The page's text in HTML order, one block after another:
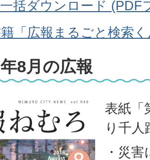
括ダウンロード (PDF
「広報まるごと検索
8月の広報
表紙「
り千人
・災